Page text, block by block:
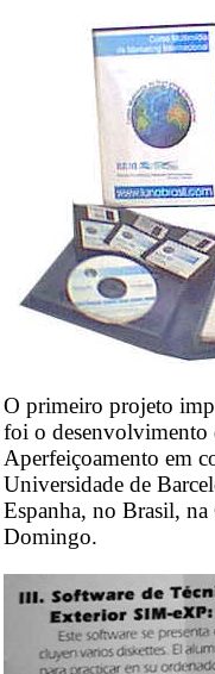
O primeiro projeto
foi o
Aperfeiçoamento em
Universidade de
Espanha, no Brasil,
Domingo.